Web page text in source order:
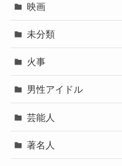
映画
未分類
火事
男性アイドル
芸能人
著名人